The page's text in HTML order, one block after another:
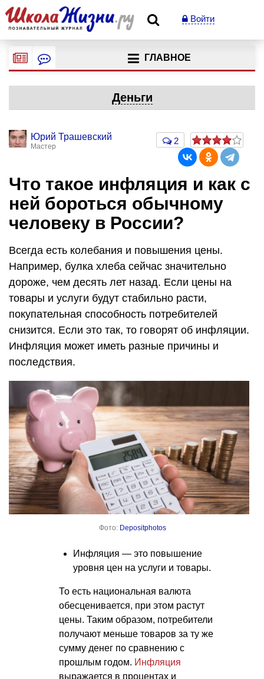
Войти
ГЛАВНОЕ
Деньги
Юрий Трашевский
Мастер
2
Что такое инфляция и как с
ней бороться обычному
человеку в России?
Всегда есть колебания и повышения цены.
Например, булка хлеба сейчас значительно
дороже, чем десять лет назад. Если цены на
товары и услуги будут стабильно расти,
покупательная способность потребителей
снизится. Если это так, то говорят об инфляции.
Инфляция может иметь разные причины и
последствия.
Фото: Depositphotos
Инфляция — это повышение
уровня цен на услуги и товары.
То есть национальная валюта
обесценивается, при этом растут
цены. Таким образом, потребители
получают меньше товаров за ту же
сумму денег по сравнению с
прошлым годом. Инфляция
выражается в процентах и